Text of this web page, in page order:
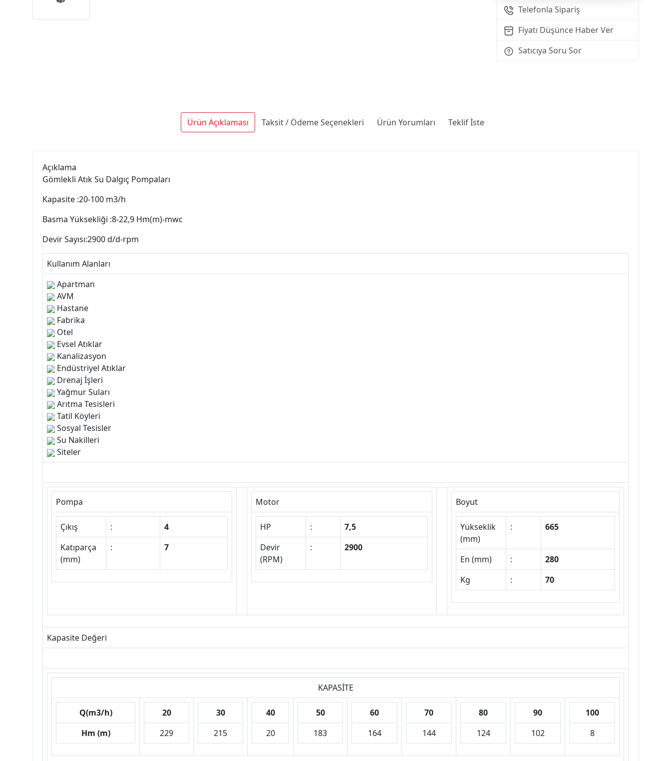
Telefonla Sipariş
Fiyatı Düşünce Haber Ver
Satıcıya Soru Sor
Ürün Açıklaması Taksit / Ödeme Seçenekleri Ürün Yorumları Teklif İste
Açıklama
Gömlekli Atık Su Dalgıç Pompaları
Kapasite :20-100 m3/h
Basma Yüksekliği :8-22,9 Hm(m)-mwc
Devir Sayısı:2900 d/d-rpm
Kullanım Alanları
Apartman
AVM
Hastane
Fabrika
Otel
Evsel Atıklar
Kanalizasyon
Endüstriyel Atıklar
Drenaj İşleri
Yağmur Suları
Arıtma Tesisleri
Tatil Köyleri
Sosyal Tesisler
Su Nakilleri
Siteler
Pompa
Çıkış :
4
Katıparça
(mm)
: 7
Motor
HP :
7,5
Devir
(RPM)
: 2900
Boyut
Yükseklik
(mm)
: 665
En (mm) :
280
Kg
: 70
Kapasite Değeri
KAPASİTE
Q(m3/h)
Hm (m)
20
229
30
215
40
20
50
183
60
164
70
144
80
124
90
102
100
8